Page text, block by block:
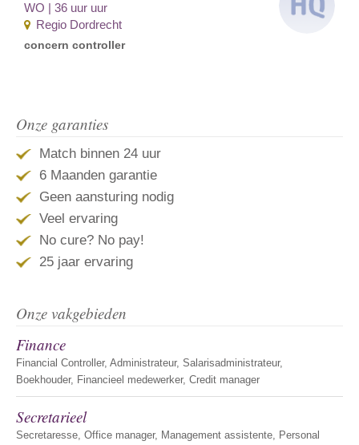
WO | 36 uur uur
Regio Dordrecht
concern controller
Onze garanties
Match binnen 24 uur
6 Maanden garantie
Geen aansturing nodig
Veel ervaring
No cure? No pay!
25 jaar ervaring
Onze vakgebieden
Finance
Financial Controller, Administrateur, Salarisadministrateur,
Boekhouder, Financieel medewerker, Credit manager
Secretarieel
Secretaresse, Office manager, Management assistente, Personal